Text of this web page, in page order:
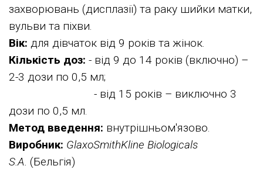
захворювань (дисплазії) та раку шийки матки,
вульви та піхви.
Вік: для дівчаток від 9 років та жінок.
Кількість доз: - від 9 до 14 років (включно) –
2-3 дози по 0,5 мл;
- від 15 років – виключно 3
дози по 0,5 мл.
Метод введення: внутрішньом'язово.
Виробник: GlaxoSmithKline Biologicals
S.A. (Бельгія)